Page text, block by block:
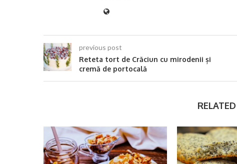
previous post
Reteta tort de Crăciun cu mirodenii și
cremă de portocală